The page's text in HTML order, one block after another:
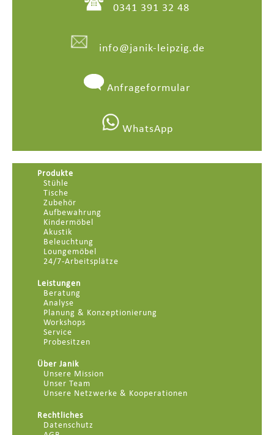
0341 391 32 48
info@janik-leipzig.de
Anfrageformular
WhatsApp
Produkte
Stühle
Tische
Zubehör
Aufbewahrung
Kindermöbel
Akustik
Beleuchtung
Loungemöbel
24/7-Arbeitsplätze
Leistungen
Beratung
Analyse
Planung & Konzeptionierung
Workshops
Service
Probesitzen
Über Janik
Unsere Mission
Unser Team
Unsere Netzwerke & Kooperationen
Rechtliches
Datenschutz